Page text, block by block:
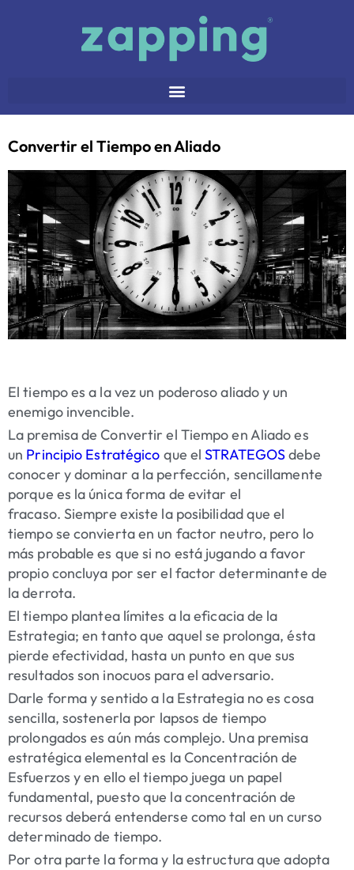
Convertir el Tiempo en Aliado
El tiempo es a la vez un poderoso aliado y un
enemigo invencible.
La premisa de Convertir el Tiempo en Aliado es
un Principio Estratégico que elSTRATEGOSdebe
conocer y dominar a la perfección, sencillamente
porque es la única forma de evitar el
fracaso. Siempre existe la posibilidad que el
tiempo se convierta en un factor neutro, pero lo
más probable es que si no está jugando a favor
propio concluya por ser el factor determinante de
la derrota.
El tiempo plantea límites a la eficacia de la
Estrategia; en tanto que aquel se prolonga, ésta
pierde efectividad, hasta un punto en que sus
resultados son inocuos para el adversario.
Darle forma y sentido a la Estrategia no es cosa
sencilla, sostenerla por lapsos de tiempo
prolongados es aún más complejo. Una premisa
estratégica elemental es la Concentración de
Esfuerzos y en ello el tiempo juega un papel
fundamental, puesto que la concentración de
recursos deberá entenderse como tal en un curso
determinado de tiempo.
Por otra parte la forma y la estructura que adopta